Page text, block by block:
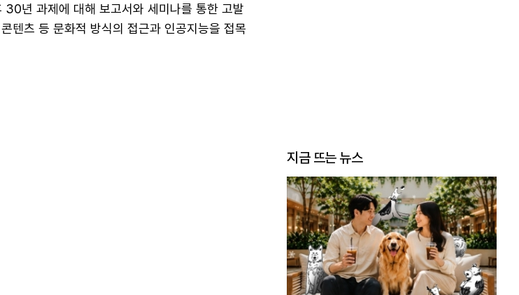
년 과제에 대해 보고서와 세미나를 통한 고발
텐츠 등 문화적 방식의 접근과 인공지능을 접목
지금 뜨는 뉴스